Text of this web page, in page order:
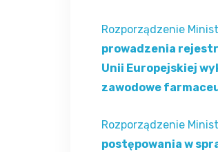
Rozporządzenie
prowadzenia
Unii Europejskiej
zawodowe
Rozporządzenie
postępowania w